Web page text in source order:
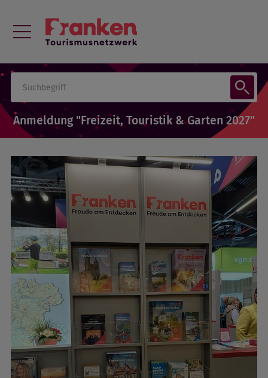
Anmeldung "Freizeit, Touristik & Garten 2027"